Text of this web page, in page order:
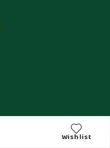
Wishlist